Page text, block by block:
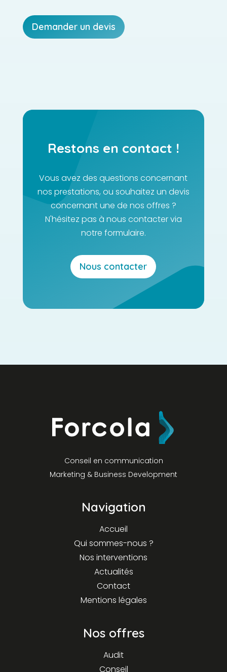
Demander un devis
Restons en contact !
Vous avez des questions concernant
nos prestations, ou souhaitez un devis
concernant une de nos offres ?
N'hésitez pas à nous contacter via
notre formulaire.
Nous contacter
Conseil en communication
Marketing & Business Development
Navigation
Accueil
Qui sommes-nous ?
Nos interventions
Actualités
Contact
Mentions légales
Nos offres
Audit
Conseil